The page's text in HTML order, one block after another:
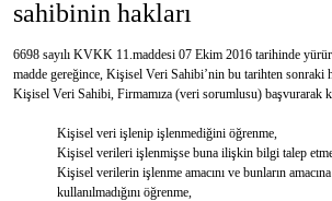
sahibinin hakları
6698 sayılı KVKK 11.maddesi 07 Ekim 2016 tarihinde
madde gereğince, Kişisel Veri Sahibi’nin bu tarihten sonraki
Kişisel Veri Sahibi, Firmamıza (veri sorumlusu) başvurarak
Kişisel veri işlenip işlenmediğini öğrenme,
Kişisel verileri işlenmişse buna ilişkin bilgi talep
Kişisel verilerin işlenme amacını ve bunların
kullanılmadığını öğrenme,